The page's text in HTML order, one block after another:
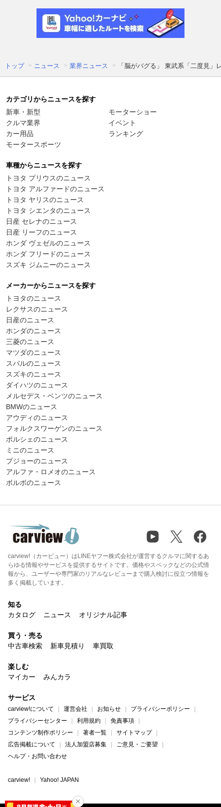
トップ ニュース 業界ニュース 「脳がバグる」 東武系「二度見
カテゴリからニュースを探す
新車・新型
クルマ業界
カー用品
モータースポーツ
モーターショー
イベント
ランキング
車種からニュースを探す
トヨタ プリウスのニュース
トヨタ アルファードのニュース
トヨタ ヤリスのニュース
トヨタ シエンタのニュース
日産 セレナのニュース
日産 リーフのニュース
ホンダ ヴェゼルのニュース
ホンダ フリードのニュース
スズキ ジムニーのニュース
メーカーからニュースを探す
トヨタのニュース
レクサスのニュース
日産のニュース
ホンダのニュース
三菱のニュース
マツダのニュース
スバルのニュース
スズキのニュース
ダイハツのニュース
メルセデス・ベンツのニュース
BMWのニュース
アウディのニュース
フォルクスワーゲンのニュース
ポルシェのニュース
ミニのニュース
プジョーのニュース
アルファ・ロメオのニュース
ボルボのニュース
carview!（カービュー）はLINEヤフー株式会社が運営するクルマに関するあ
らゆる情報やサービスを提供するサイトです。価格やスペックなどの公式情
報から、ユーザーや専門家のリアルなレビューまで購入検討に役立つ情報を
多く掲載しています。
知る
カタログ
ニュース オリジナル記事
買う・売る
中古車検索
新車見積り 車買取
楽しむ
マイカー
みんカラ
サービス
carview!について 運営会社 お知らせ
プライバシーポリシー
プライバシーセンター
利用規約
免責事項
コンテンツ制作ポリシー
著者一覧
サイトマップ
広告掲載について
法人加盟店募集
ご意見・ご要望
ヘルプ・お問い合わせ
carview! Yahoo! JAPAN